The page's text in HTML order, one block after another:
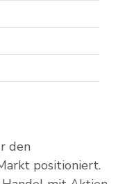
den
positioniert.